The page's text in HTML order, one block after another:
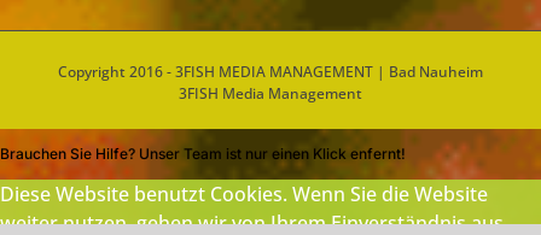
Copyright 2016 - 3FISH MEDIA MANAGEMENT | Bad Nauheim
3FISH Media Management
Brauchen Sie Hilfe? Unser Team ist nur einen Klick enfernt!
Diese Website benutzt Cookies. Wenn Sie die Website
weiter nutzen, gehen wir von Ihrem Einverständnis aus.